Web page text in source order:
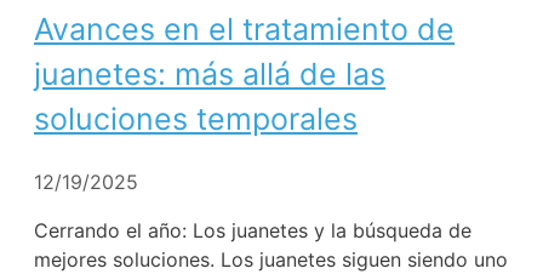
Avances en el tratamiento de
juanetes: más allá de las
soluciones temporales
12/19/2025
Cerrando el año: Los juanetes y la búsqueda de
mejores soluciones. Los juanetes siguen siendo uno